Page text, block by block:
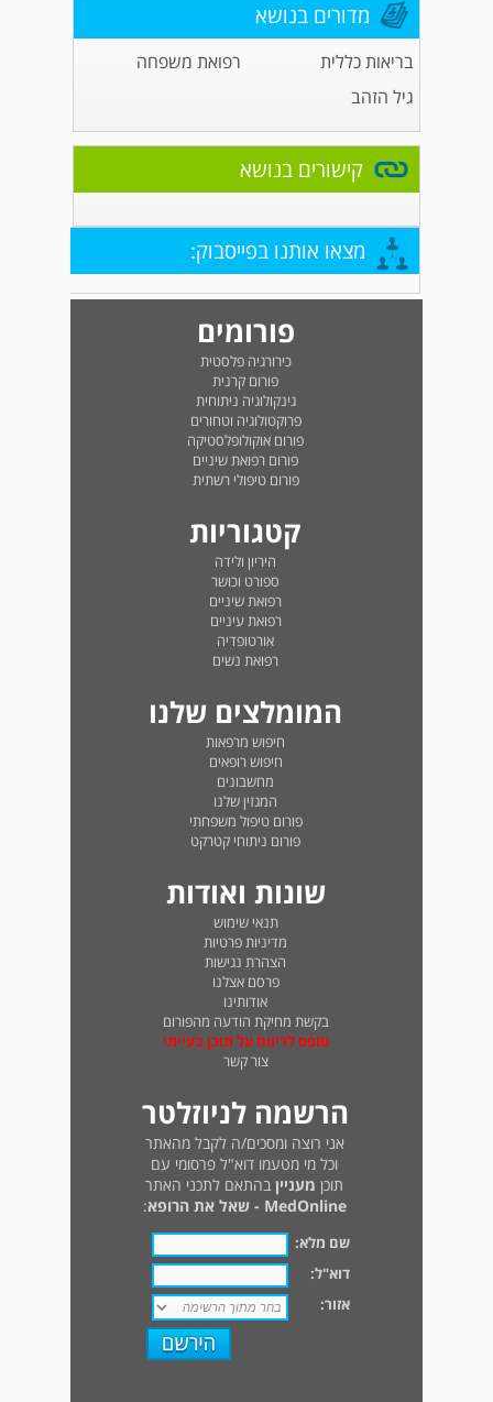
מדורים בנושא
בריאות כללית
רפואת משפחה
גיל הזהב
קישורים בנושא
מצאו אותנו בפייסבוק:
פורומים
כירורגיה פלסטית
פורום קרנית
גינקולוגיה ניתוחית
פרוקטולוגיה וטחורים
פורום אוקולופלסטיקה
פורום רפואת שיניים
פורום טיפולי רשתית
קטגוריות
היריון ולידה
ספורט וכושר
רפואת שיניים
רפואת עיניים
אורטופדיה
רפואת נשים
המומלצים שלנו
חיפוש מרפאות
חיפוש רופאים
מחשבונים
המגזין שלנו
פורום טיפול משפחתי
פורום ניתוחי קטרקט
שונות ואודות
תנאי שימוש
מדיניות פרטיות
הצהרת נגישות
פרסם אצלנו
אודותינו
בקשת מחיקת הודעה מהפורום
טופס לדיווח על תוכן בעייתי
צור קשר
הרשמה לניוזלטר
אני רוצה ומסכים/ה לקבל מהאתר
וכל מי מטעמו דוא"ל פרסומי עם
תוכן מעניין בהתאם לתכני האתר
MedOnline - שאל את הרופא
:
שם מלא:
דוא"ל:
אזור: